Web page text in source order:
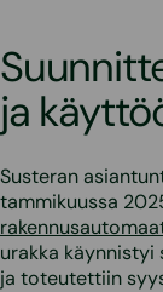
ja
Susteran
tammikuussa
urakka
ja toteutettiin